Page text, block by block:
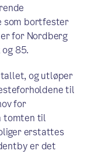
som bortfester
for Nordberg
85.
og utløper
til
for
tomten til
erstattes
er det